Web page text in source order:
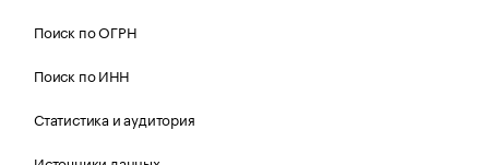
Поиск по ОГРН
Поиск по ИНН
Статистика и аудитория